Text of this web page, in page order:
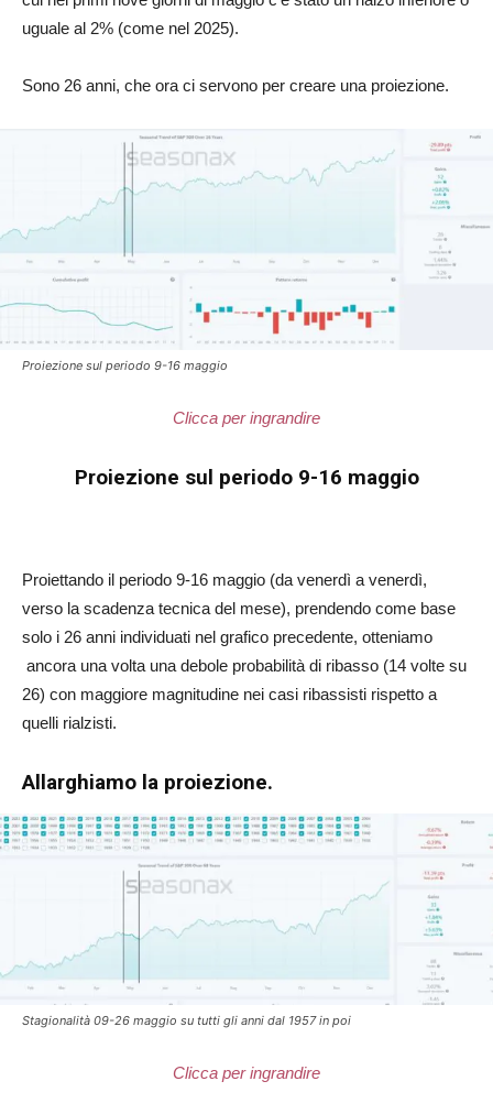
uguale al 2% (come nel 2025).
Sono 26 anni, che ora ci servono per creare una proiezione.
Proiezione sul periodo 9-16 maggio
Clicca per ingrandire
Proiezione sul periodo 9-16 maggio
Proiettando il periodo 9-16 maggio (da venerdì a venerdì,
verso la scadenza tecnica del mese), prendendo come base
solo i 26 anni individuati nel grafico precedente, otteniamo
ancora una volta una debole probabilità di ribasso (14 volte su
26) con maggiore magnitudine nei casi ribassisti rispetto a
quelli rialzisti.
Allarghiamo la proiezione.
Stagionalità 09-26 maggio su tutti gli anni dal 1957 in poi
Clicca per ingrandire